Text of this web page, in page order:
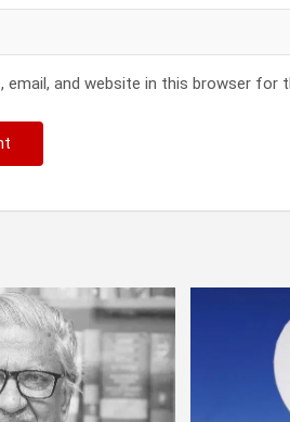
email, and website in this browser for